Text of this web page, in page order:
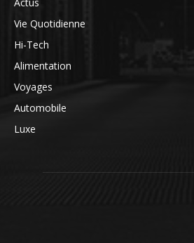
Vie Quotidienne
Hi-Tech
Alimentation
Voyages
Automobile
Luxe